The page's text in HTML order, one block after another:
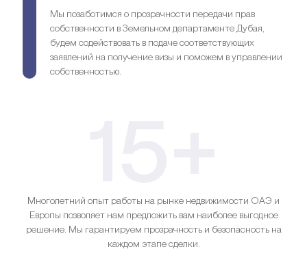
Мы позаботимся о прозрачности передачи прав
собственности в Земельном департаменте Дубая,
будем содействовать в подаче соответствующих
заявлений на получение визы и поможем в управлении
собственностью.
Многолетний опыт работы на рынке недвижимости ОАЭ и
Европы позволяет нам предложить вам наиболее выгодное
решение. Мы гарантируем прозрачность и безопасность на
каждом этапе сделки.